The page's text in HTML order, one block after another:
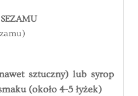
sztuczny) lub syrop
(około 4-5 łyżek)